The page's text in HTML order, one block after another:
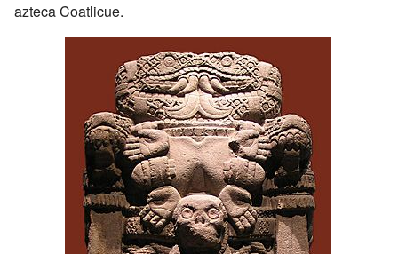
azteca Coatlicue.